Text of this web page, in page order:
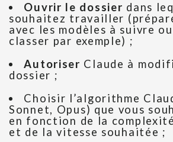
Ouvrir le dossier dans
souhaitez travailler
avec les modèles à suivre
classer par exemple) ;
Autoriser Claude à
dossier ;
Choisir l’algorithme
Sonnet, Opus) que vous
en fonction de la
et de la vitesse souhaitée ;